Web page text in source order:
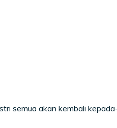
semua akan kembali